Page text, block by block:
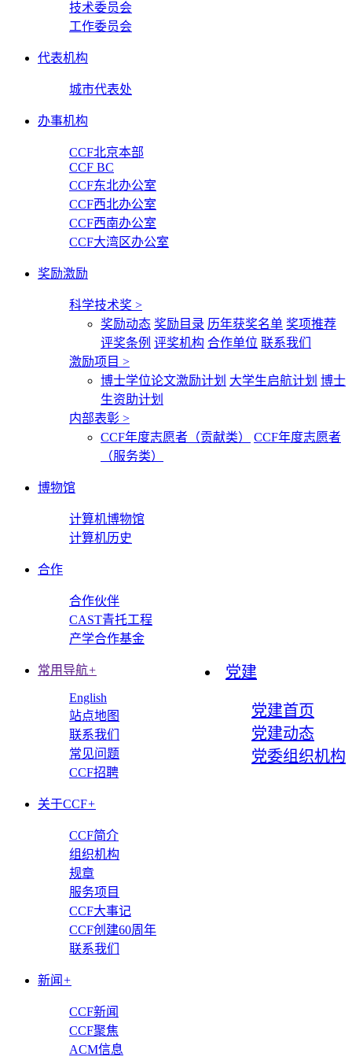
技术委员会
工作委员会
代表机构
城市代表处
办事机构
CCF北京本部
CCF BC
CCF东北办公室
CCF西北办公室
CCF西南办公室
CCF大湾区办公室
奖励激励
科学技术奖 >
奖励动态 奖励目录 历年获奖名单 奖项推荐
评奖条例 评奖机构 合作单位 联系我们
激励项目 >
博士学位论文激励计划 大学生启航计划 博士
生资助计划
内部表彰 >
CCF年度志愿者（贡献类）
CCF年度志愿者
（服务类）
博物馆
计算机博物馆
计算机历史
合作
合作伙伴
CAST青托工程
产学合作基金
党建
党建首页
党建动态
党委组织机构
常用导航+
English
站点地图
联系我们
常见问题
CCF招聘
关于CCF+
CCF简介
组织机构
规章
服务项目
CCF大事记
CCF创建60周年
联系我们
新闻 +
CCF新闻
CCF聚焦
ACM信息